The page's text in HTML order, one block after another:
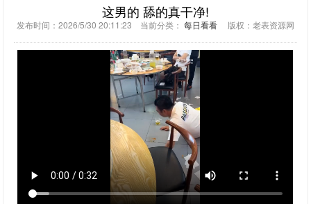
这男的 舔的真干净!
发布时间：2026/5/30 20:11:23 当前分类： 每日看看 版权：老表资源网